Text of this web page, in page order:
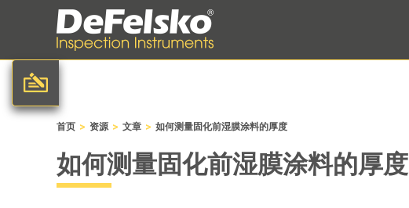
首页 > 资源 > 文章 > 如何测量固化前湿膜涂料的厚度
如何测量固化前湿膜涂料的厚度